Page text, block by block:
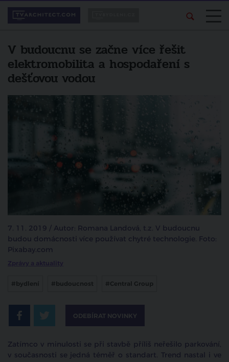
V budoucnu se začne více řešit
elektromobilita a hospodaření s
dešťovou vodou
7. 11. 2019 / Autor: Romana Landová, t.z. V budoucnu
budou domácnosti více používat chytré technologie. Foto:
Pixabay.com
Zprávy a aktuality
#bydlení #budoucnost #Central Group
ODEBÍRAT NOVINKY
Zatímco v minulosti se při stavbě příliš neřešilo parkování,
v současnosti se jedná téměř o standart. Trend nastal i ve